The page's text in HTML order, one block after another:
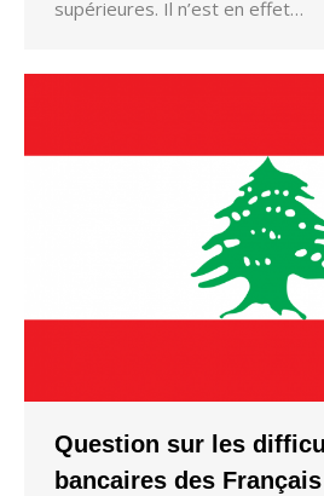
supérieures. Il n’est en effet…
Question sur les
bancaires des